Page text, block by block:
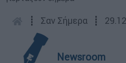
┋ Σαν Σήμερα ┋
Newsroom